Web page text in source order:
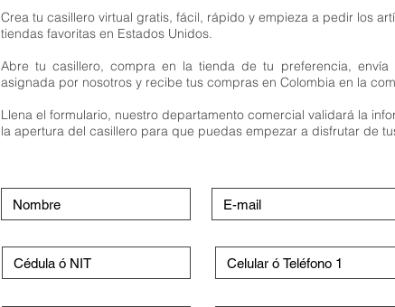
Crea tu casillero virtual gratis, fácil, rápido y empieza a pedir los
tiendas favoritas en Estados Unidos.
Abre tu casillero, compra en la tienda de tu preferencia,
asignada por nosotros y recibe tus compras en Colombia en la
Llena el formulario, nuestro departamento comercial validará la
la apertura del casillero para que puedas empezar a disfrutar de